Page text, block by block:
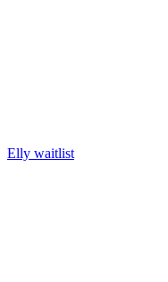
Elly waitlist